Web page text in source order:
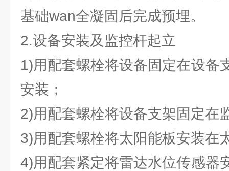
基础wan全凝固后完成预埋。
2.设备安装及监控杆起立
1)用配套螺栓将设备固定在设备
安装；
2)用配套螺栓将设备支架固定在
3)用配套螺栓将太阳能板安装在
4)用配套紧定将雷达水位传感器